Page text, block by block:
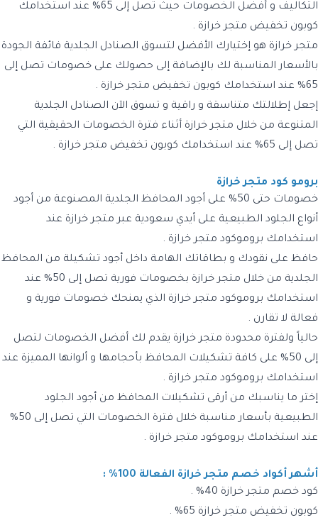
التكاليف و أفضل الخصومات حيث تصل إلى 65% عند استخدامك
كوبون تخفيض متجر خرازة .
متجر خرازة هو إختيارك الأفضل لتسوق الصنادل الجلدية فائفة الجودة
بالأسعار المناسبة لك بالإضافة إلى حصولك على خصومات تصل إلى
65% عند استخدامك كوبون تخفيض متجر خرازة .
إجعل إطلالتك متناسقة و راقية و تسوق الآن الصنادل الجلدية
المتنوعة من خلال متجر خرازة أثناء فترة الخصومات الحقيقية التي
تصل إلى 65% عند استخدامك كوبون تخفيض متجر خرازة .
برومو كود متجر خرازة
خصومات حتى 50% على أجود المحافظ الجلدية المصنوعة من أجود
أنواع الجلود الطبيعية على أيدي سعودية عبر متجر خرازة عند
استخدامك بروموكود متجر خرازة .
حافظ على نقودك و بطاقاتك الهامة داخل أجود تشكيلة من المحافظ
الجلدية من خلال متجر خرازة بخصومات فورية تصل إلى 50% عند
استخدامك بروموكود متجر خرازة الذي يمنحك خصومات فورية و
فعالة لا تقارن .
حالياً ولفترة محدودة متجر خرازة يقدم لك أفضل الخصومات لتصل
إلى 50% على كافة تشكيلات المحافظ بأحجامها و ألوانها المميزة عند
استخدامك بروموكود متجر خرازة .
إختر ما يناسبك من أرقى تشكيلات المحافظ من أجود الجلود
الطبيعية بأسعار مناسبة خلال فترة الخصومات التي تصل إلى 50%
عند استخدامك بروموكود متجر خرازة .
أشهر أكواد خصم متجر خرازة الفعالة 100% :
كود خصم متجر خرازة 40% .
كوبون تخفيض متجر خرازة 65% .